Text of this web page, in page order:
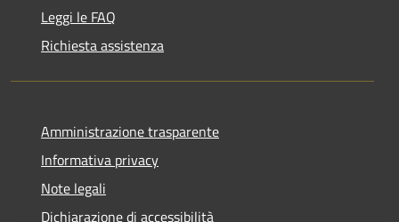
Leggi le FAQ
Richiesta assistenza
Amministrazione trasparente
Informativa privacy
Note legali
Dichiarazione di accessibilità